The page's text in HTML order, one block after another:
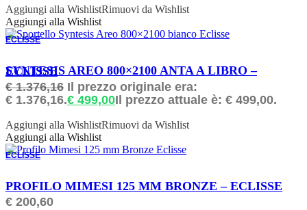
Aggiungi alla WishlistRimuovi da Wishlist
Aggiungi alla Wishlist
ECLISSE
ORDINABILE
SYNTESIS AREO 800×2100 ANTA A LIBRO – ECLISSE
€1.376,16 Il prezzo originale era:
€ 1.376,16.€ 499,00Il prezzo attuale è: € 499,00.
Aggiungi alla WishlistRimuovi da Wishlist
Aggiungi alla Wishlist
ECLISSE
ORDINABILE
PROFILO MIMESI 125 MM BRONZE – ECLISSE
€ 200,60